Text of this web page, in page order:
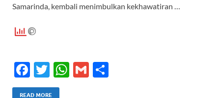
Samarinda, kembali menimbulkan kekhawatiran …
F
ac
T
w
W G
READ MORE